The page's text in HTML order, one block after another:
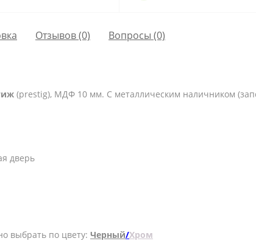
Отзывов (0) Вопросы (0)
(prestig), МДФ 10 мм. С металлическим наличником
дверь
выбрать по цвету: Черный/Хром